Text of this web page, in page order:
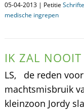
05-04-2013 | Petitie
medische ingrepen
IK ZAL NOOIT
LS, de reden
machtsmisbruik
kleinzoon Jordy